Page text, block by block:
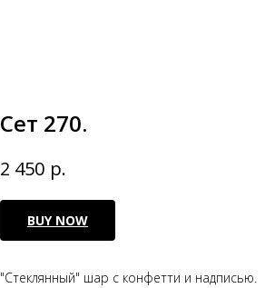
Сет 270.
2 450 р.
BUY NOW
"Стеклянный" шар с конфетти и надписью.